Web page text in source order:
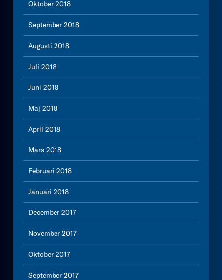
Oktober 2018
September 2018
Augusti 2018
Juli 2018
Juni 2018
Maj 2018
April 2018
Mars 2018
Februari 2018
Januari 2018
December 2017
November 2017
Oktober 2017
September 2017